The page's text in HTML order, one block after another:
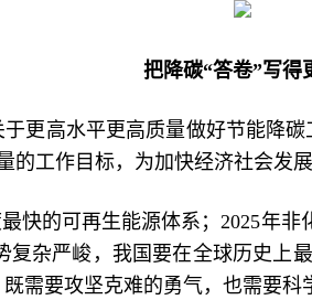
把降碳“答卷”写得
更高水平更高质量做好节能降
工作目标，为加快经济社会发
快的可再生能源体系；2025年
杂严峻，我国要在全球历史
需要攻坚克难的勇气，也需要科